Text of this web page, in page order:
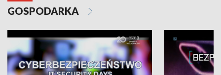
GOSPODARKA